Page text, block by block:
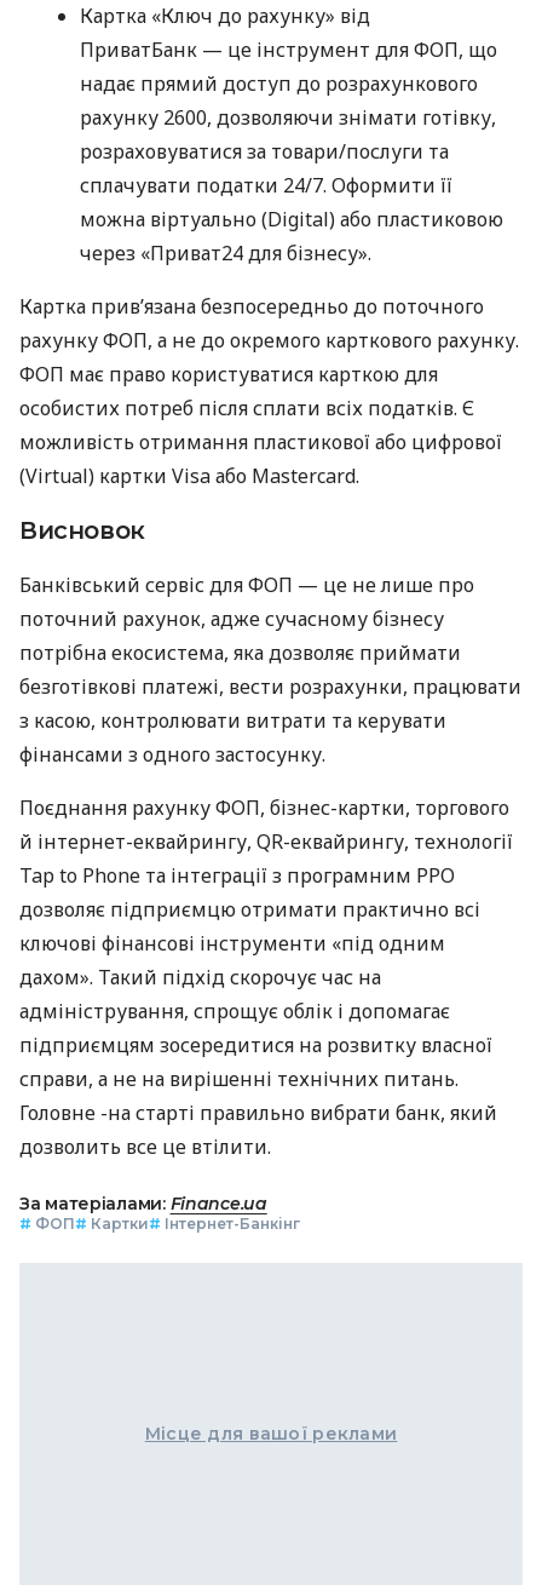
Картка «Ключ до рахунку» від
ПриватБанк — це інструмент для ФОП, що
надає прямий доступ до розрахункового
рахунку 2600, дозволяючи знімати готівку,
розраховуватися за товари/послуги та
сплачувати податки 24/7. Оформити її
можна віртуально (Digital) або пластиковою
через «Приват24 для бізнесу».
Картка прив’язана безпосередньо до поточного
рахунку ФОП, а не до окремого карткового рахунку.
ФОП має право користуватися карткою для
особистих потреб після сплати всіх податків. Є
можливість отримання пластикової або цифрової
(Virtual) картки Visa або Mastercard.
Висновок
Банківський сервіс для ФОП — це не лише про
поточний рахунок, адже сучасному бізнесу
потрібна екосистема, яка дозволяє приймати
безготівкові платежі, вести розрахунки, працювати
з касою, контролювати витрати та керувати
фінансами з одного застосунку.
Поєднання рахунку ФОП, бізнес-картки, торгового
й інтернет-еквайрингу, QR-еквайрингу, технології
Tap to Phone та інтеграції з програмним РРО
дозволяє підприємцю отримати практично всі
ключові фінансові інструменти «під одним
дахом». Такий підхід скорочує час на
адміністрування, спрощує облік і допомагає
підприємцям зосередитися на розвитку власної
справи, а не на вирішенні технічних питань.
Головне -на старті правильно вибрати банк, який
дозволить все це втілити.
За матеріалами: Finance.ua
# ФОП# Картки# Інтернет-Банкінг
Місце для вашої реклами